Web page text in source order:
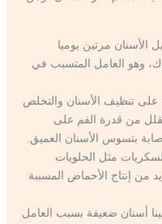
الأسنان مرتين يوميا
وهو العامل المتسبب في
على تنظيف الأسنان والتخلص
من قدرة الفم على
بتسوس الأسنان العميق.
مثل الحلويات
من إنتاج الأحماض المسببة
أسنان ضعيفة بسبب العامل